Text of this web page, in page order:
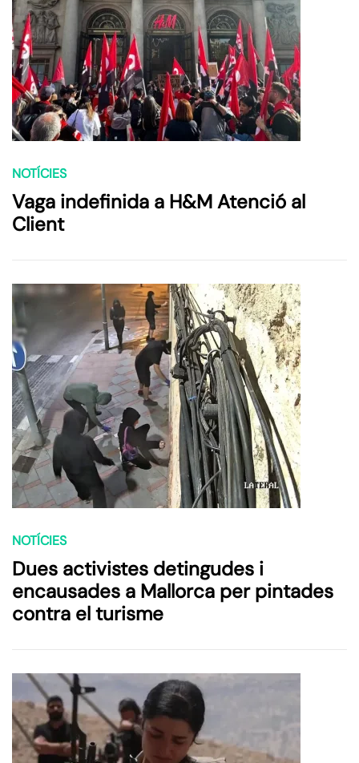
NOTÍCIES
Vaga indefinida a H&M Atenció al
Client
NOTÍCIES
Dues activistes detingudes i
encausades a Mallorca per pintades
contra el turisme